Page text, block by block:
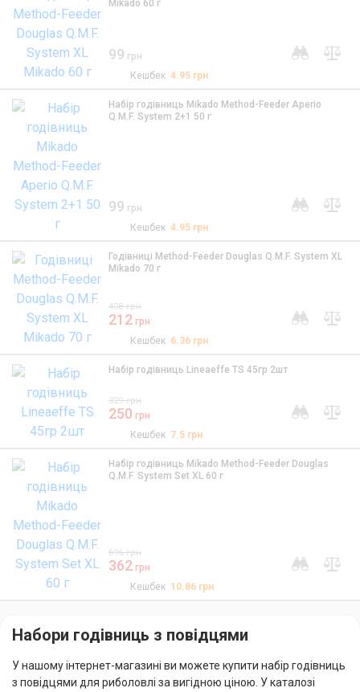
Mikado 60 г
99 грн
Кешбек4.95 грн
Набір годівниць Mikado Method-Feeder Aperio
Q.M.F. System 2+1 50 г
99 грн
Кешбек4.95 грн
Годівниці Method-Feeder Douglas Q.M.F. System XL
Mikado 70 г
408 грн
212 грн
Кешбек 6.36 грн
Набір годівниць Lineaeffe TS 45гр 2шт
329 грн
250 грн
Кешбек 7.5 грн
Набір годівниць Mikado Method-Feeder Douglas
Q.M.F. System Set XL 60 г
696 грн
362 грн
Кешбек 10.86 грн
Набори годівниць з повідцями
У нашому інтернет-магазині ви можете купити набір годівниць
з повідцями для риболовлі за вигідною ціною. У каталозі